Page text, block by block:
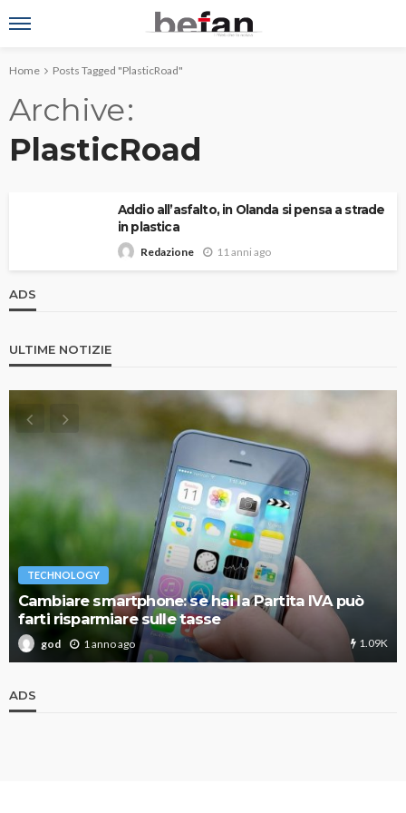
Home Posts Tagged "PlasticRoad"
Archive
PlasticRoad
Addio all’asfalto, in Olanda si pensa a strade
in plastica
Redazione 11 anni ago
ADS
ULTIME NOTIZIE
TECHNOLOGY
Cambiare smartphone: se hai la Partita IVA può
farti risparmiare sulle tasse
god 1 anno ago 1.09K
ADS